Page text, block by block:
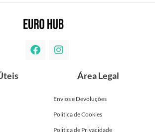
Área Legal
Envios e Devoluções
Politica de Cookies
Politica de Privacidade